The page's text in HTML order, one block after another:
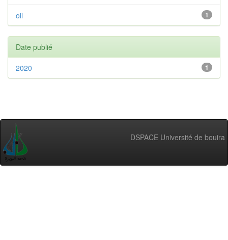
1
oil
Date publié
1
2020
DSPACE Université de bouira